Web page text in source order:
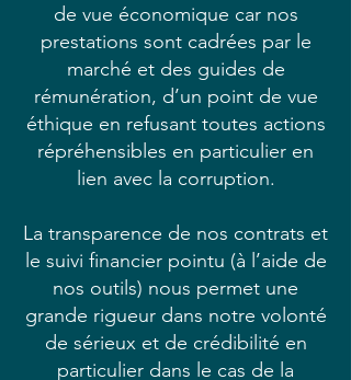
de vue économique car nos
prestations sont cadrées par le
marché et des guides de
rémunération, d’un point de vue
éthique en refusant toutes actions
répréhensibles en particulier en
lien avec la corruption.
La transparence de nos contrats et
le suivi financier pointu (à l’aide de
nos outils) nous permet une
grande rigueur dans notre volonté
de sérieux et de crédibilité en
particulier dans le cas de la